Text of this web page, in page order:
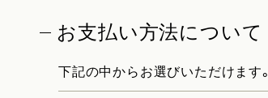
お支払い方法について
下記の中からお選びいただけます。